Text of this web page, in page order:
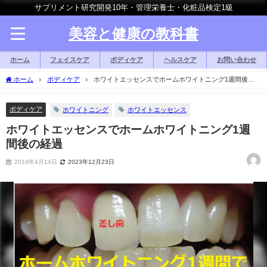
サプリメント研究開発10年・管理栄養士・化粧品検定1級
美容と健康の教科書
ホーム フェイスケア ボディケア ヘルスケア お問い合わせ
ホーム ボディケア
ホワイトエッセンスでホームホワイトニング1週間後の
ボディケア ホワイトニング ホワイトエッセンス
ホワイトエッセンスでホームホワイトニング1週
間後の経過
2019年4月14日 2023年12月23日